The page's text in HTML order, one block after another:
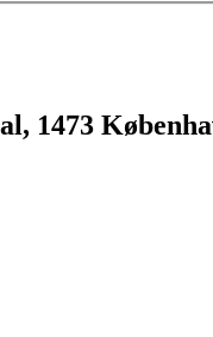
1473